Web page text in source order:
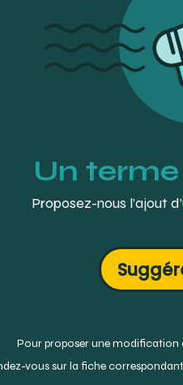
Un
Proposez-nous l’ajout
Pour proposer une modification
vous sur la fiche